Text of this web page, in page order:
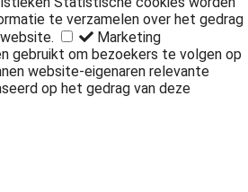
te verzamelen over het gedrag
Marketing
gebruikt om bezoekers te volgen op
website-eigenaren relevante
op het gedrag van deze